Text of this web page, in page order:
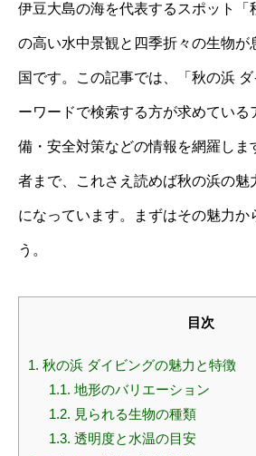
伊豆大島の海を代表するスポット「
の高い水中景観と四季折々の生物が
国です。この記事では、「秋の浜
ーワードで検索する方が求めている
備・安全対策などの情報を網羅しま
者まで、これさえ読めば秋の浜の魅
になっています。まずはその魅力か
う。
目次
1. 秋の浜 ダイビングの魅力と特徴
1.1. 地形のバリエーション
1.2. 見られる生物の種類
1.3. 透明度と水温の目安